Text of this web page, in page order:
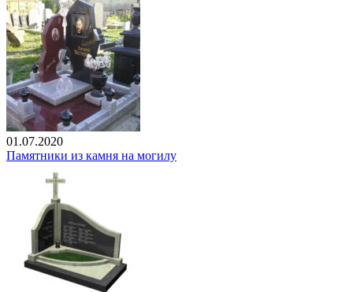
01.07.2020
Памятники из камня на могилу